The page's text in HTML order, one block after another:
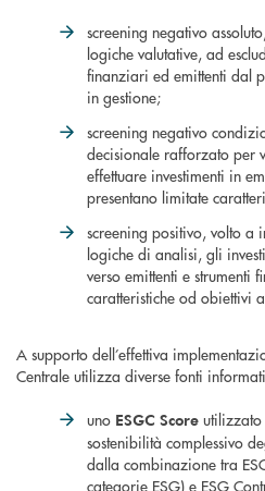
screening negativo
logiche valutative, ad
finanziari ed emittenti dal
in gestione;
screening negativo
decisionale rafforzato per
effettuare investimenti in
presentano limitate
screening positivo, volto a
logiche di analisi, gli
verso emittenti e strumenti
caratteristiche od obiettivi
A supporto dell’effettiva
Centrale utilizza diverse fonti
uno ESGC Score
sostenibilità complessivo
dalla combinazione tra
categorie ESG) e ESG